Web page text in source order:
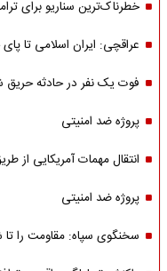
خطرناک‌ترین سناریو برای
عراقچی: ایران اسلامی تا
فوت یک نفر در حادثه حریق
پروژه ضد امنیتی
انتقال مهمات آمریکایی از
پروژه ضد امنیتی
سخنگوی سپاه: مقاومت را